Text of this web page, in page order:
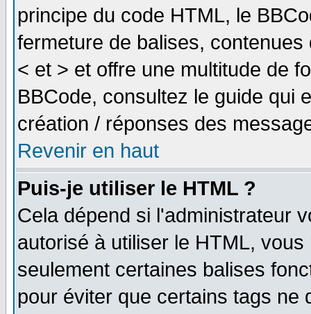
principe du code HTML, le
fermeture de balises,
< et > et offre une multitude de
BBCode, consultez le guide qui
création / réponses des
Revenir en haut
Puis-je utiliser le HTML ?
Cela dépend si l'administrateur
autorisé à utiliser le HTML,
seulement certaines balises
pour éviter que certains tags ne